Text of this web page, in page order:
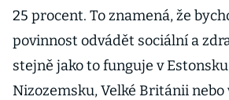
25 procent. To znamená, že
povinnost odvádět sociální a
stejně jako to funguje v
Nizozemsku, Velké Británii nebo